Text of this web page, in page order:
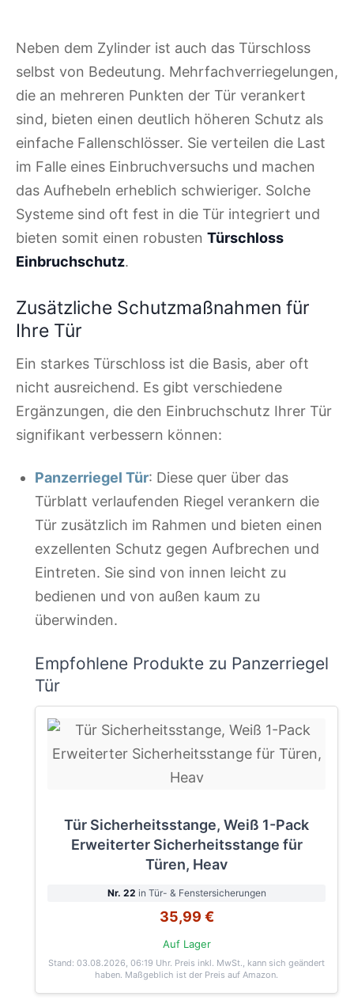
Neben dem Zylinder ist auch das Türschloss
selbst von Bedeutung. Mehrfachverriegelungen,
die an mehreren Punkten der Tür verankert
sind, bieten einen deutlich höheren Schutz als
einfache Fallenschlösser. Sie verteilen die Last
im Falle eines Einbruchversuchs und machen
das Aufhebeln erheblich schwieriger. Solche
Systeme sind oft fest in die Tür integriert und
bieten somit einen robusten Türschloss
Einbruchschutz.
Zusätzliche Schutzmaßnahmen für
Ihre Tür
Ein starkes Türschloss ist die Basis, aber oft
nicht ausreichend. Es gibt verschiedene
Ergänzungen, die den Einbruchschutz Ihrer Tür
signifikant verbessern können:
Panzerriegel Tür: Diese quer über das
Türblatt verlaufenden Riegel verankern die
Tür zusätzlich im Rahmen und bieten einen
exzellenten Schutz gegen Aufbrechen und
Eintreten. Sie sind von innen leicht zu
bedienen und von außen kaum zu
überwinden.
Empfohlene Produkte zu Panzerriegel
Tür
Tür Sicherheitsstange, Weiß 1-Pack
Erweiterter Sicherheitsstange für
Türen, Heav
Nr. 22 in Tür- & Fenstersicherungen
35,99 €
Auf Lager
Stand: 03.08.2026, 06:19 Uhr. Preis inkl. MwSt., kann sich geändert
haben. Maßgeblich ist der Preis auf Amazon.